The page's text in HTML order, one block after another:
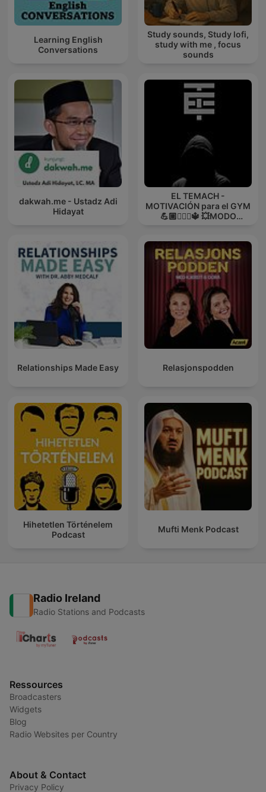
Learning English
Conversations
Study sounds, Study lofi,
study with me , focus
sounds
dakwah.me - Ustadz Adi
Hidayat
EL TEMACH -
MOTIVACIÓN para el GYM
💪🏼🏋🏻‍♀🔱 💥MODO
Relationships Made Easy Relasjonspodden
Hihetetlen Történelem
Podcast
Mufti Menk Podcast
Radio Ireland
Radio Stations and Podcasts
Ressources
Broadcasters
Widgets
Blog
Radio Websites per Country
About & Contact
Privacy Policy